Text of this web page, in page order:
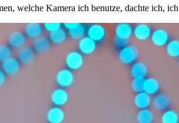
welche Kamera ich benutze, dachte ich,